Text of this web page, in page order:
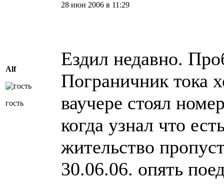
Alf
гость
28 июн 2006 в 11:29
Ездил недавно.
Пограничник тока
ваучере стоял
когда узнал что
жительство
30.06.06. опять